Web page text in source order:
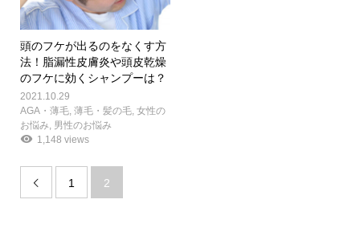
頭のフケが出るのをなくす方
法！脂漏性皮膚炎や頭皮乾燥
のフケに効くシャンプーは？
2021.10.29
AGA・薄毛, 薄毛・髪の毛, 女性の
お悩み, 男性のお悩み
1,148 views
 1 2